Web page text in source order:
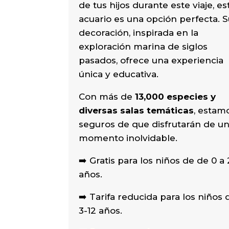
de tus hijos durante este viaje,
acuario es una opción perfecta.
decoración, inspirada en la
exploración marina de siglos
pasados, ofrece una experiencia
única y educativa.
Con más de13,000 especies y
diversas salas temáticas,
seguros de que disfrutarán de un
momento inolvidable.
➡️ Gratis para los niños de de 0 a
años.
➡️ Tarifa reducida para los niños
3-12 años.